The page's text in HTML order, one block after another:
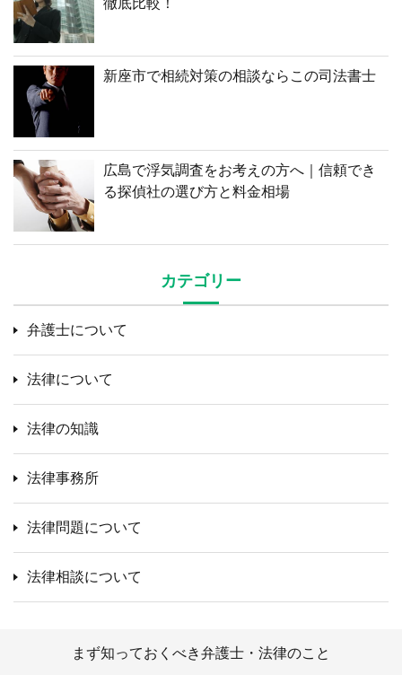
徹底比較！
新座市で相続対策の相談ならこの司法書士
広島で浮気調査をお考えの方へ｜信頼でき
る探偵社の選び方と料金相場
カテゴリー
弁護士について
法律について
法律の知識
法律事務所
法律問題について
法律相談について
まず知っておくべき弁護士・法律のこと